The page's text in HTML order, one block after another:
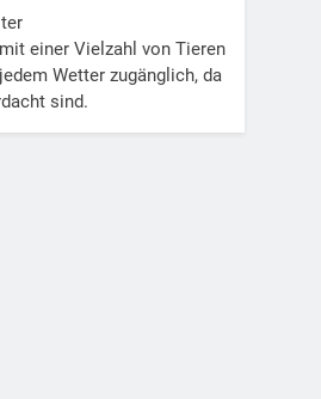
einer Vielzahl von Tieren
Wetter zugänglich, da
sind.